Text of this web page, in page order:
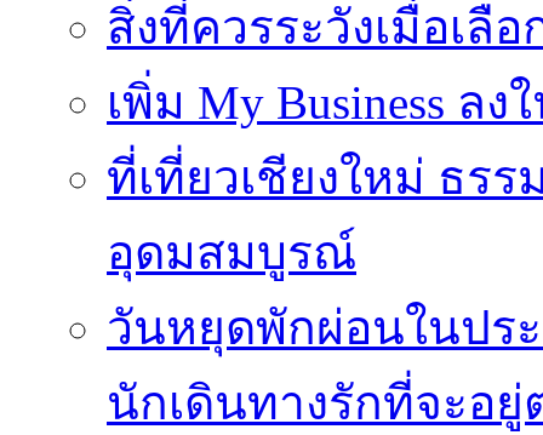
สิ่งที่ควรระวังเมื่อเลื
เพิ่ม My Business ลง
ที่เที่ยวเชียงใหม่ ธร
อุดมสมบูรณ์
วันหยุดพักผ่อนในประ
นักเดินทางรักที่จะอยู่